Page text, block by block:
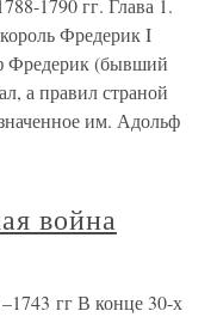
1790 гг. Глава 1.
Фредерик I
Фредерик (бывший
а правил страной
им. Адольф
война
гг В конце 30-х